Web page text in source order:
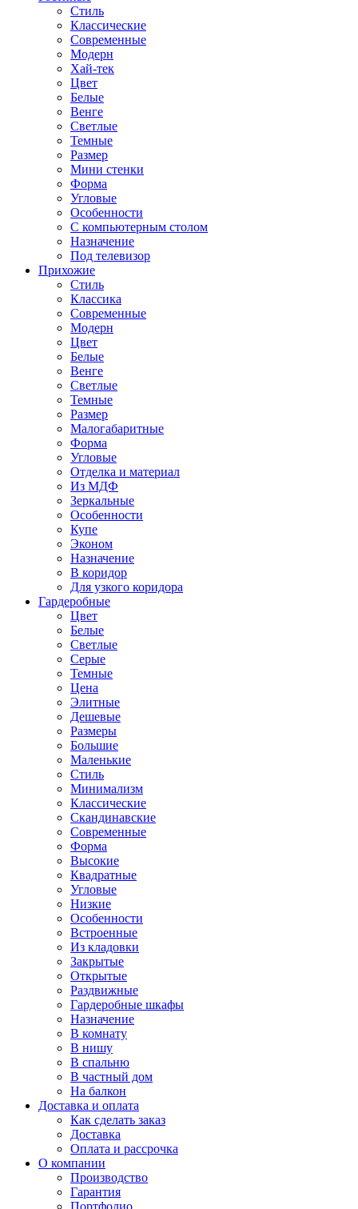
Стиль
Классические
Современные
Модерн
Хай-тек
Цвет
Белые
Венге
Светлые
Темные
Размер
Мини стенки
Форма
Угловые
Особенности
С компьютерным столом
Назначение
Под телевизор
Прихожие
Стиль
Классика
Современные
Модерн
Цвет
Белые
Венге
Светлые
Темные
Размер
Малогабаритные
Форма
Угловые
Отделка и материал
Из МДФ
Зеркальные
Особенности
Купе
Эконом
Назначение
В коридор
Для узкого коридора
Гардеробные
Цвет
Белые
Светлые
Серые
Темные
Цена
Элитные
Дешевые
Размеры
Большие
Маленькие
Стиль
Минимализм
Классические
Скандинавские
Современные
Форма
Высокие
Квадратные
Угловые
Низкие
Особенности
Встроенные
Из кладовки
Закрытые
Открытые
Раздвижные
Гардеробные шкафы
Назначение
В комнату
В нишу
В спальню
В частный дом
На балкон
Доставка и оплата
Как сделать заказ
Доставка
Оплата и рассрочка
О компании
Производство
Гарантия
Портфолио